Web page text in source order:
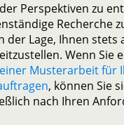
Perspektiven zu
Recherche
der Lage, Ihnen stets
Wenn Sie
Musterarbeit für
, können Sie
nach Ihren